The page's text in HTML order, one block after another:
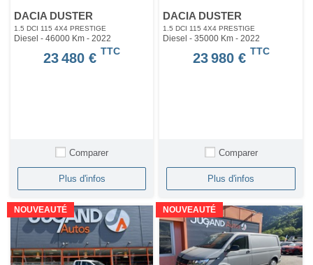
DACIA DUSTER
1.5 DCI 115 4X4 PRESTIGE
Diesel - 46000 Km - 2022
23 480 € TTC
Comparer
Plus d'infos
DACIA DUSTER
1.5 DCI 115 4X4 PRESTIGE
Diesel - 35000 Km- 2022
23 980 € TTC
Comparer
Plus d'infos
NOUVEAUTÉ NOUVEAUTÉ